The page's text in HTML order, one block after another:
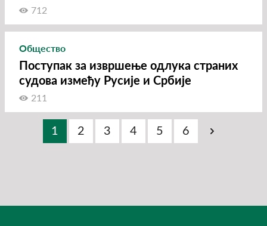
712
Общество
Поступак за извршење одлука страних
судова између Русије и Србије
211
1 2 3 4 5 6